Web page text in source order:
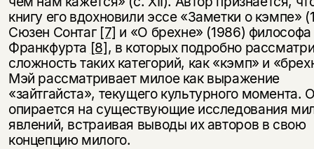
книгу его вдохновили эссе «Заметки о кэмпе»
Сюзен Сонтаг [7] и «О брехне» (1986)
Франкфурта [8], в которых подробно
сложность таких категорий, как «кэмп» и
Мэй рассматривает милое как выражение
«зайтгайста», текущего культурного момента.
опирается на существующие исследования
явлений, встраивая выводы их авторов в свою
концепцию милого.